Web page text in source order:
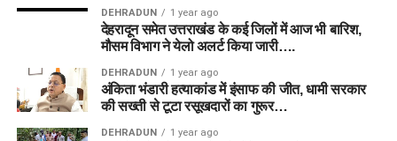
DEHRADUN 1 year ago
देहरादून समेत उत्तराखंड के कई जिलों में आज भी बारिश,
मौसम विभाग ने येलो अलर्ट किया जारी….
DEHRADUN 1 year ago
अंकिता भंडारी हत्याकांड में इंसाफ की जीत, धामी सरकार
की सख्ती से टूटा रसूखदारों का गुरूर…
DEHRADUN 1 year ago